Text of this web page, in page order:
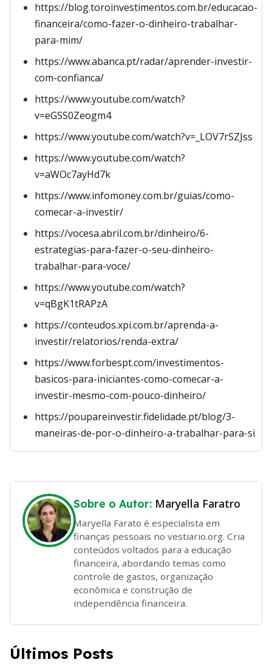
https://blog.toroinvestimentos.com.br/educacao-
financeira/como-fazer-o-dinheiro-trabalhar-
para-mim/
https://www.abanca.pt/radar/aprender-investir-
com-confianca/
https://www.youtube.com/watch?
v=eGSS0Zeogm4
https://www.youtube.com/watch?v=_LOV7rSZJss
https://www.youtube.com/watch?
v=aWOc7ayHd7k
https://www.infomoney.com.br/guias/como-
comecar-a-investir/
https://vocesa.abril.com.br/dinheiro/6-
estrategias-para-fazer-o-seu-dinheiro-
trabalhar-para-voce/
https://www.youtube.com/watch?
v=qBgK1tRAPzA
https://conteudos.xpi.com.br/aprenda-a-
investir/relatorios/renda-extra/
https://www.forbespt.com/investimentos-
basicos-para-iniciantes-como-comecar-a-
investir-mesmo-com-pouco-dinheiro/
https://poupareinvestir.fidelidade.pt/blog/3-
maneiras-de-por-o-dinheiro-a-trabalhar-para-si
Sobre o Autor: Maryella Faratro
Maryella Farato é especialista em
finanças pessoais no vestiario.org. Cria
conteúdos voltados para a educação
financeira, abordando temas como
controle de gastos, organização
econômica e construção de
independência financeira.
Últimos Posts